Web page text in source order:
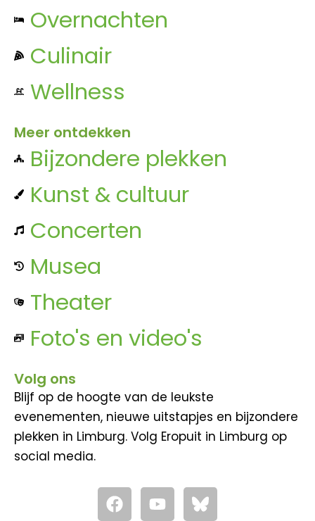
Overnachten
Culinair
Wellness
Meer ontdekken
Bijzondere plekken
Kunst & cultuur
Concerten
Musea
Theater
Foto's en video's
Volg ons
Blijf op de hoogte van de leukste
evenementen, nieuwe uitstapjes en bijzondere
plekken in Limburg. Volg Eropuit in Limburg op
social media.
F
a
Y
o